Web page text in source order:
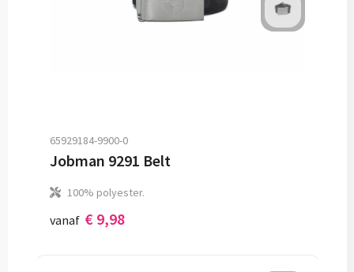
65929184-9900-0
Jobman 9291 Belt
100% polyester.
vanaf € 9,98